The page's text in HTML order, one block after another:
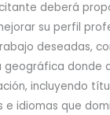
deberá
su perfil
deseadas,
geográfica donde
incluyendo
e idiomas que